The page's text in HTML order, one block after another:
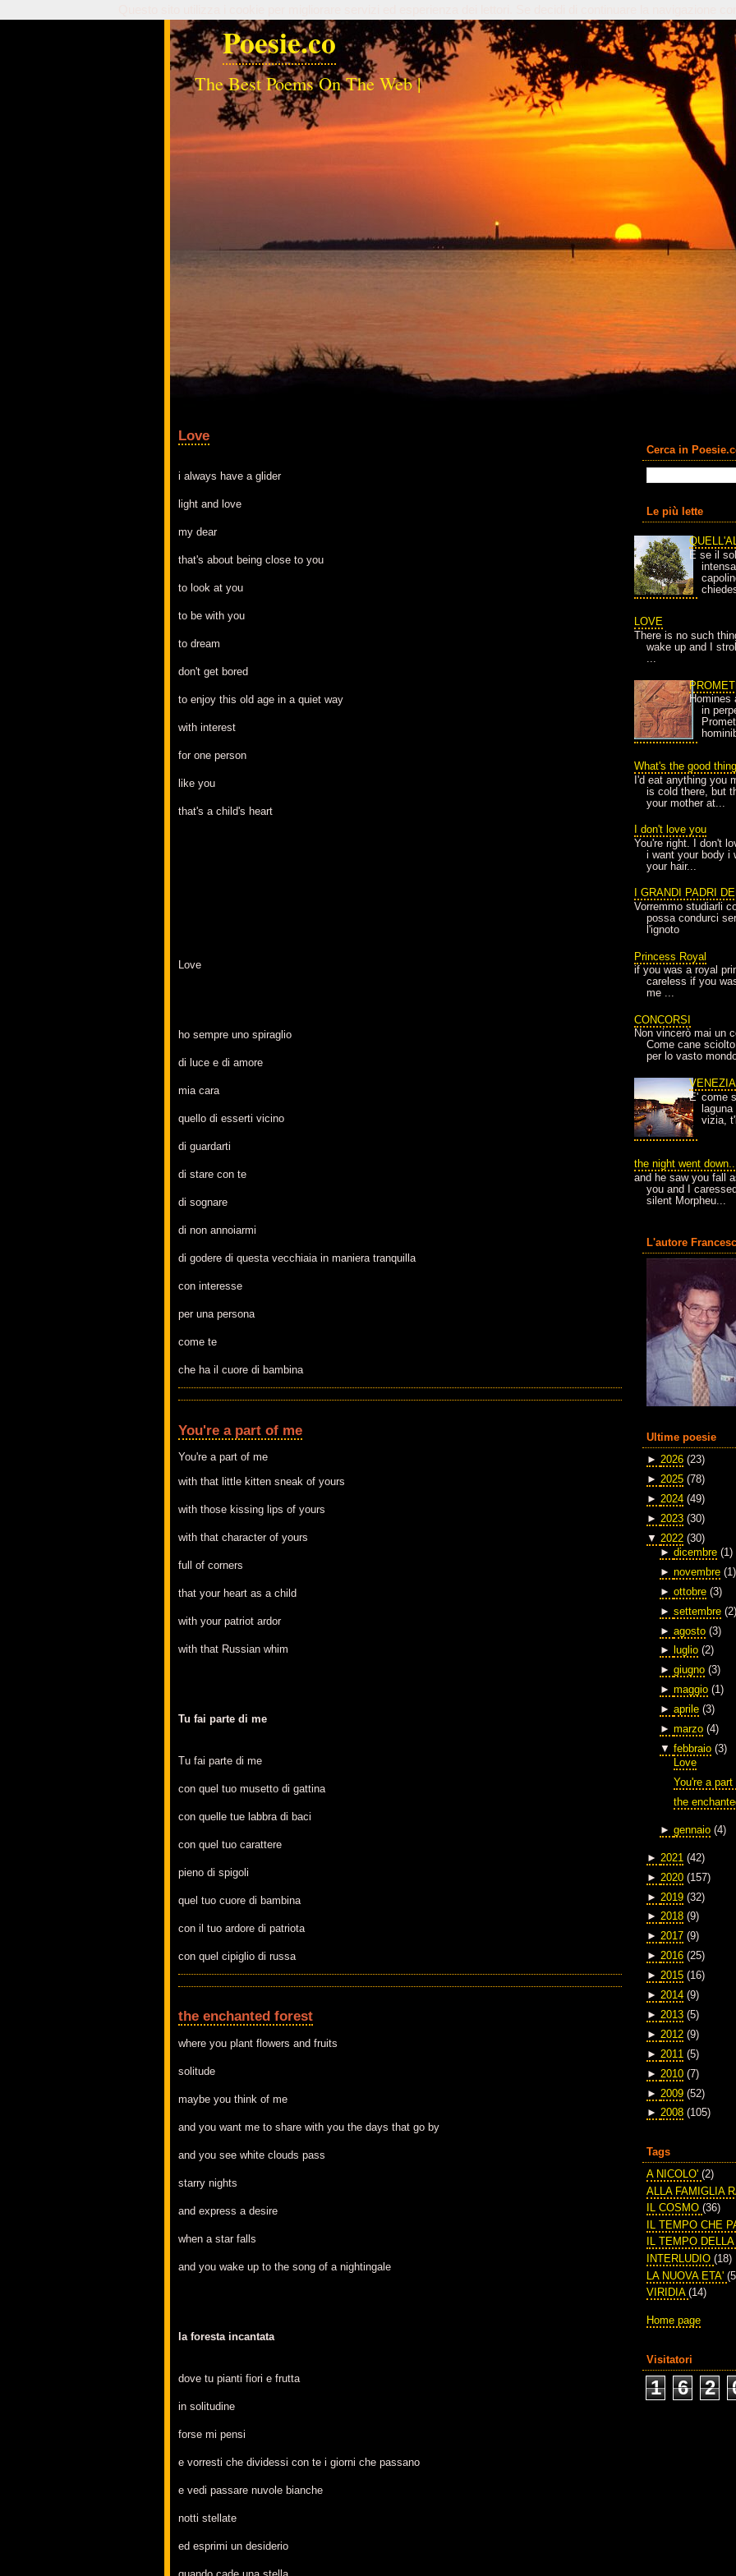
Poesie.co
The Best Poems On The Web |
Love
i always have a glider
light and love
my dear
that's about being close to you
to look at you
to be with you
to dream
don't get bored
to enjoy this old age in a quiet way
with interest
for one person
like you
that's a child's heart
Love
ho sempre uno spiraglio
di luce e di amore
mia cara
quello di esserti vicino
di guardarti
di stare con te
di sognare
di non annoiarmi
di godere di questa vecchiaia in maniera tranquilla
con interesse
per una persona
come te
che ha il cuore di bambina
You're a part of me
You're a part of me
with that little kitten sneak of yours
with those kissing lips of yours
with that character of yours
full of corners
that your heart as a child
with your patriot ardor
with that Russian whim
Tu fai parte di me
Tu fai parte di me
con quel tuo musetto di gattina
con quelle tue labbra di baci
con quel tuo carattere
pieno di spigoli
quel tuo cuore di bambina
con il tuo ardore di patriota
con quel cipiglio di russa
the enchanted forest
where you plant flowers and fruits
solitude
maybe you think of me
and you want me to share with you the days that go by
and you see white clouds pass
starry nights
and express a desire
when a star falls
and you wake up to the song of a nightingale
la foresta incantata
dove tu pianti fiori e frutta
in solitudine
forse mi pensi
e vorresti che dividessi con te i giorni che passano
e vedi passare nuvole bianche
notti stellate
ed esprimi un desiderio
Cerca in
Le più lette
E se il
LOVE
There is no such
wake up and I
...
Homines
in
What's the good
I'd eat anything you
is cold there, but
your mother at...
I don't love you
You're right. I don't
i want your body i
your hair...
I GRANDI PADRI
Vorremmo studiarli
possa condurci
l'ignoto
Princess Royal
if you was a royal
careless if you
me ...
CONCORSI
Non vincerò mai un
Come cane
per lo vasto
VENEZIA
E' come
vizia,
the night went down..
and he saw you fall
you and I
silent Morpheu...
L'autore
Ultime poesie
► 2026 (23)
► 2025 (78)
► 2024 (49)
► 2023 (30)
▼ 2022 (30)
► dicembre (1)
► novembre (1)
► ottobre (3)
► settembre (2)
► agosto (3)
►
luglio (2)
► giugno (3)
► maggio (1)
► aprile (3)
► marzo (4)
▼ febbraio (3)
Love
You're a
the
► gennaio (4)
► 2021 (42)
► 2020 (157)
► 2019 (32)
► 2018 (9)
► 2017 (9)
► 2016 (25)
► 2015 (16)
► 2014 (9)
► 2013 (5)
► 2012 (9)
► 2011 (5)
► 2010 (7)
► 2009 (52)
► 2008 (105)
Tags
A NICOLO' (2)
ALLA FAMIGLIA
IL COSMO (36)
IL TEMPO CHE
IL TEMPO
INTERLUDIO (18)
LA NUOVA ETA'
VIRIDIA (14)
Home page
Visitatori
1 6 2